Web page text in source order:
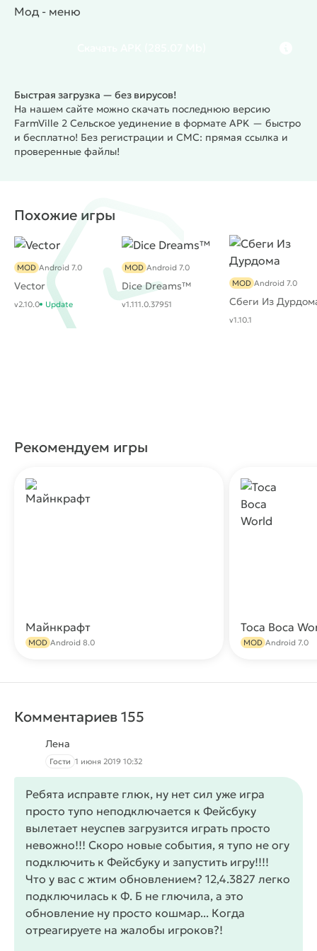
фермерский союз и торговать со своими друзьями.
Мод - меню
Быстрая загрузка — без вирусов!
На нашем сайте можно скачать последнюю версию
FarmVille 2 Cельское уединение в формате APK — быстро
и бесплатно! Без регистрации и СМС: прямая ссылка и
проверенные файлы!
Похожие игры
Vector
MOD Android 7.0
v2.10.0 Update
Dice Dreams™️
MOD Android 7.0
v1.111.0.37951 Сбеги Из
MOD Android 7.0
v1.10.1
Рекомендуем игры
Майнкрафт
MOD Android 8.0
Toca Boca
MOD Android 7.0
Комментариев 155
Лена
Гости 1 июня 2019 10:32
Ребята исправте глюк, ну нет сил уже игра
просто тупо неподключается к Фейсбуку
вылетает неуспев загрузится играть просто
невожно!!! Скоро новые события, я тупо не огу
подключить к Фейсбуку и запустить игру!!!!
Что у вас с жтим обновлением? 12,4.3827 легко
подключилась к Ф. Б не глючила, а это
обновление ну просто кошмар... Когда
отреагируете на жалобы игроков?!